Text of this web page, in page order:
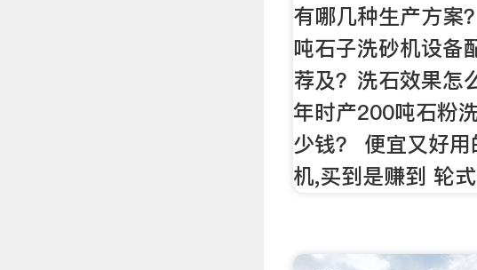
有哪几种生产方案
吨石子洗砂机设备
荐及？洗石效果怎
年时产200吨石粉
少钱？ 便宜又好
机,买到是赚到 轮